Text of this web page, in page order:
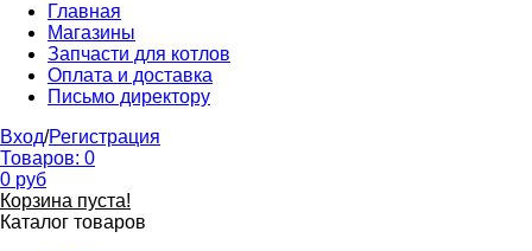
Главная
Магазины
Запчасти для котлов
Оплата и доставка
Письмо директору
Вход/Регистрация
Товаров: 0
0 руб
Корзина пуста!
Каталог товаров